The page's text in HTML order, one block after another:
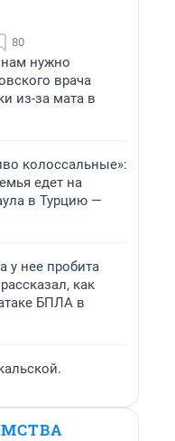
80
нам нужно
врача
из-за мата в
колоссальные»:
едет на
в Турцию —
у нее пробита
как
БПЛА в